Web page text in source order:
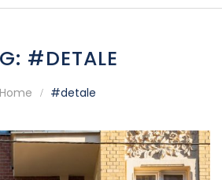
#DETALE
Home #detale